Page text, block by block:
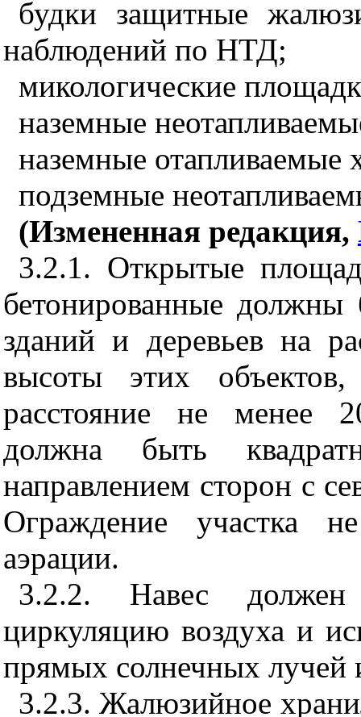
будки защитные
наблюдений по НТД;
микологические
наземные
наземные отапливаемые
подземные
(Измененная редакция,
3.2.1. Открытые
бетонированные
зданий и деревьев на
высоты этих
расстояние не менее
должна быть
направлением сторон с
Ограждение участка
аэрации.
3.2.2. Навес должен
циркуляцию воздуха и
прямых солнечных лучей
3.2.3. Жалюзийное